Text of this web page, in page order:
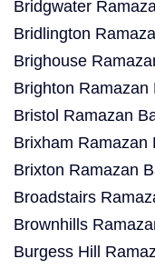
Bridgwater
Bridlington
Brighouse
Brighton Ramazan
Bristol Ramazan
Brixham Ramazan
Brixton Ramazan
Broadstairs
Brownhills
Burgess Hill